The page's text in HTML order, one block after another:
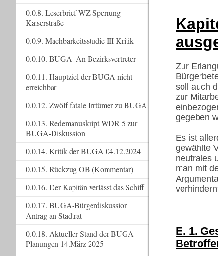
Zur
soll auch
zur
gegeben
Es ist
gewählte
neutrales
man mit
E. 1.
0.0.8. Leserbrief WZ Sperrung
Kaiserstraße
0.0.9. Machbarkeitsstudie III Kritik
0.0.10. BUGA: An Bezirksvertreter
0.0.11. Hauptziel der BUGA nicht
erreichbar
0.0.12. Zwölf fatale Irrtümer zu BUGA
0.0.13. Redemanuskript WDR 5 zur
BUGA-Diskussion
0.0.14. Kritik der BUGA 04.12.2024
0.0.15. Rückzug OB (Kommentar)
0.0.16. Der Kapitän verlässt das Schiff
0.0.17. BUGA-Bürgerdiskussion
Antrag an Stadtrat
0.0.18. Aktueller Stand der BUGA-
Planungen 14.März 2025